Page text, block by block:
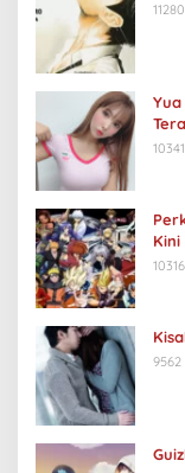
Kini
9562